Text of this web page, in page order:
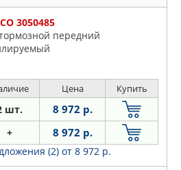
3050485
передний
Цена Купить
шт. 8 972 р.
+ 8 972 р.
(2) от 8 972 р.